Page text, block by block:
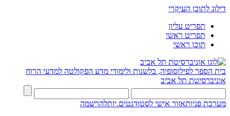
דילוג לתוכן העיקרי
תפריט עליון
תפריט ראשי
תוכן ראשי
בית הספר לפילוסופיה, בלשנות ולימודי מדע הפקולטה למדעי הרוח
אוניברסיטת תל אביב
מערכת פניותאזור אישי לסטודנטים.יותלהרשמה